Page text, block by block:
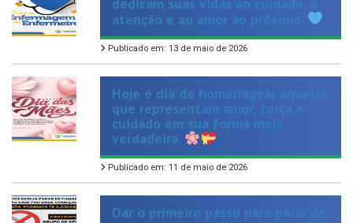
Publicado em: 13 de maio de 2026
Hoje é dia de homenagear aquelas
que representam amor, força e
cuidado em sua forma mais
verdadeira.
Publicado em: 11 de maio de 2026
Dar o primeiro passo para parar de
fumar pode ser difícil, mas você
não precisa fazer isso sozinho!